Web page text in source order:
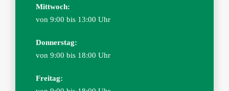
Mittwoch:
von 9:00 bis 13:00 Uhr
Donnerstag:
von 9:00 bis 18:00 Uhr
Freitag: